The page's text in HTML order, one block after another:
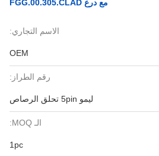
مع درع FGG.00.305.CLAD
الاسم التجاري:
OEM
رقم الطراز:
ليمو 5pin تحلق الرصاص
الـ MOQ:
1pc